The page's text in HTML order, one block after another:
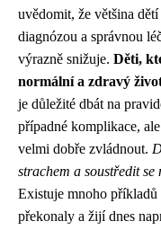
uvědomit, že většina
diagnózou a správnou
výrazně snižuje. Děti,
normální a zdravý
je důležité dbát na
případné komplikace,
velmi dobře zvládnout.
strachem a soustředit
Existuje mnoho
překonaly a žijí dnes